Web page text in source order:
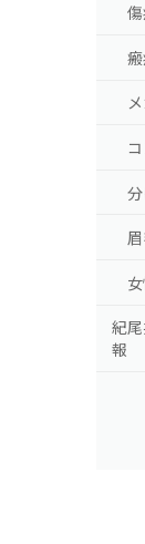
紀
報